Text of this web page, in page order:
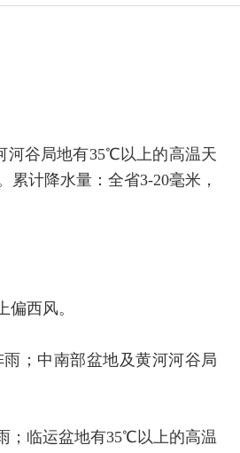
谷局地有35℃以上的高温天
计降水量：全省3-20毫米，
西风。
；中南部盆地及黄河河谷局
；临运盆地有35℃以上的高温